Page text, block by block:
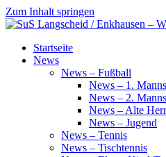
Zum Inhalt springen
SuS
Langscheid
Startseite
News
News – Fußball
News – 1.
News – 2.
News – Alte
News – Jugend
News – Tennis
News – Tischtennis